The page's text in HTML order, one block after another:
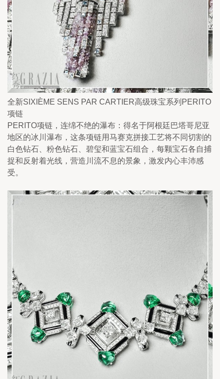
全新SIXIÈME SENS PAR CARTIER高级珠宝系列PERITO
项链
PERITO项链，连绵不绝的瀑布：得名于阿根廷巴塔哥尼亚
地区的冰川瀑布，这条项链用马赛克拼接工艺将不同切割的
白色钻石、粉色钻石、碧玺和蓝宝石组合，每颗宝石各自捕
捉和反射着光线，营造川流不息的景象，激发内心丰沛感
受。